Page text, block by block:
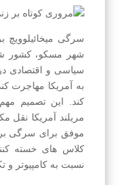
شهر مسکو، کشور
سیاسی و اقتصادی
به آمریکا مهاجرت
مریلند آمریکا نقل
موفق برای سرگی
کلاس های خسته
نسبت به کامپیوتر و